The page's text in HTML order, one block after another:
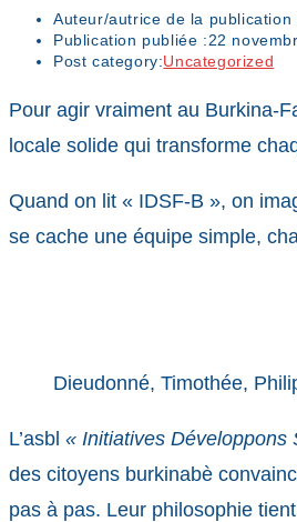
Auteur/autrice de la publication
Publication publiée :22
Post category:Uncategorized
Pour agir vraiment au Burkina-
locale solide qui transforme
Quand on lit « IDSF-B », on
se cache une équipe simple,
Dieudonné, Timothée,
L’asbl « Initiatives Développons
des citoyens burkinabè
pas à pas. Leur philosophie